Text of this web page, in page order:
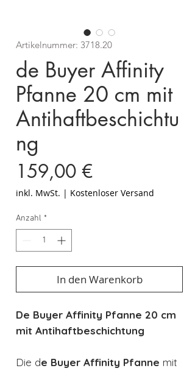
Artikelnummer: 3718.20
de Buyer Affinity
Pfanne 20 cm mit
Antihaftbeschichtu
ng
159,00 €Preis
inkl. MwSt. | Kostenloser Versand
Anzahl *
In den Warenkorb
De Buyer Affinity Pfanne 20 cm
mit Antihaftbeschichtung
Die de Buyer Affinity Pfanne mit